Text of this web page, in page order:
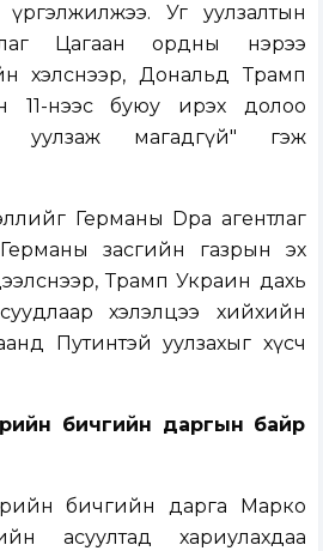
Уг уулзалтын
Цагаан ордны нэрээ
хэлснээр, Дональд Трамп
11-нээс буюу ирэх долоо
уулзаж магадгүй" гэж
Германы Dpa агентлаг
Германы засгийн газрын эх
Трамп Украин дахь
хэлэлцээ хийхийн
Путинтэй уулзахыг хүсч
бичгийн даргын байр
бичгийн дарга Марко
асуултад хариулахдаа